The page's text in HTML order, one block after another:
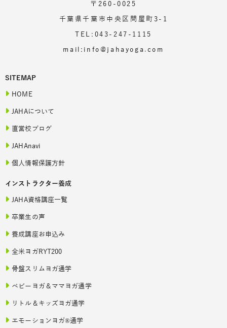
〒260-0025
千葉県千葉市中央区問屋町3-1
TEL:043-247-1115
mail:info@jahayoga.com
SITEMAP
HOME
JAHAについて
直営校ブログ
JAHAnavi
個人情報保護方針
インストラクター養成
JAHA資格講座一覧
卒業生の声
養成講座お申込み
全米ヨガRYT200
骨盤スリムヨガ通学
ベビーヨガ＆ママヨガ通学
リトル＆キッズヨガ通学
エモーションヨガ®通学